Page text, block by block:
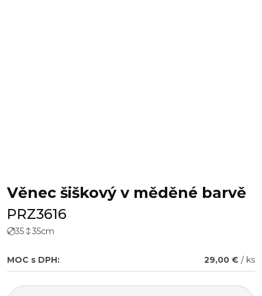
Věnec šiškový v měděné barvě
PRZ3616
35 35cm
MOC s DPH: 29,00 € / ks